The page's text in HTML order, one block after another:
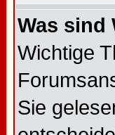
Was sind
Wichtige
Sie